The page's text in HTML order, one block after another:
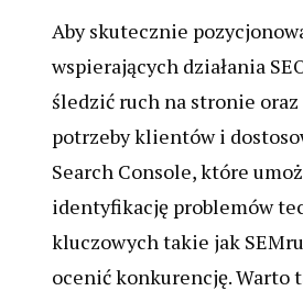
Aby skutecznie
wspierających działania
śledzić ruch na stronie
potrzeby klientów i
Search Console, które
identyfikację problemów
kluczowych takie jak
ocenić konkurencję. Warto